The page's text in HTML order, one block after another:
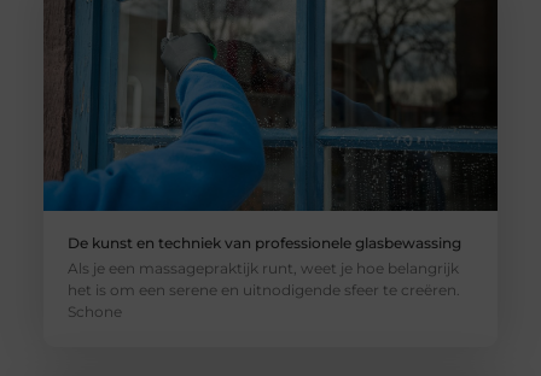
De kunst en techniek van professionele glasbewassing
Als je een massagepraktijk runt, weet je hoe belangrijk
het is om een serene en uitnodigende sfeer te creëren.
Schone